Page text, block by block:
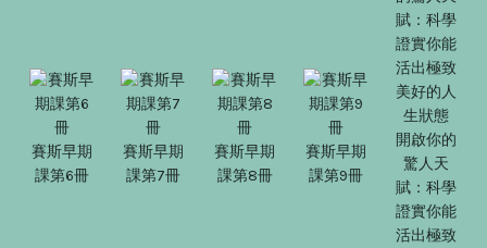
賽斯早期
課第6冊
賽斯早期
課第7冊
賽斯早期
課第8冊
賽斯早期
課第9冊
開啟你的
驚人天
賦：科學
證實你能
活出極致